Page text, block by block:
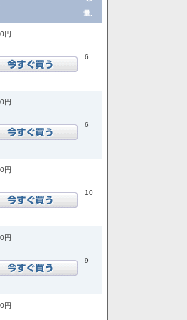
量.
円
6
円
6
円
10
円
9
円